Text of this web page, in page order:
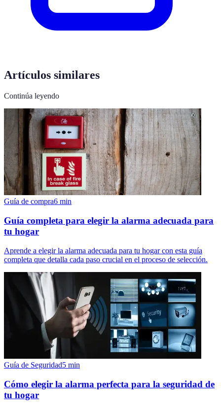
Artículos similares
Continúa leyendo
Guía de compra6 min
Guía completa para elegir la alarma adecuada para
tu hogar
Aprende a elegir la alarma adecuada para tu hogar con esta guía
completa que detalla cada paso crucial en el proceso de selección.
Guía de Seguridad5 min
Cómo elegir la alarma perfecta para la seguridad de
tu hogar